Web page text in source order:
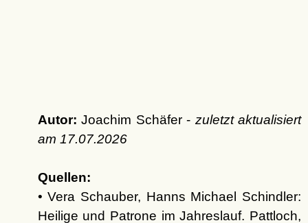
Autor: Joachim Schäfer - zuletzt aktualisiert
am 17.07.2026
Quellen:
• Vera Schauber, Hanns Michael Schindler:
Heilige und Patrone im Jahreslauf. Pattloch,